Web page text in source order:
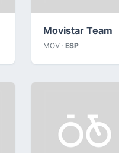
Movistar Team
MOV · ESP